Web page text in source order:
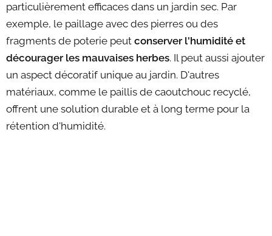
particulièrement efficaces dans un jardin sec. Par
exemple, le paillage avec des pierres ou des
fragments de poterie peut conserver l'humidité et
décourager les mauvaises herbes. Il peut aussi ajouter
un aspect décoratif unique au jardin. D'autres
matériaux, comme le paillis de caoutchouc recyclé,
offrent une solution durable et à long terme pour la
rétention d'humidité.